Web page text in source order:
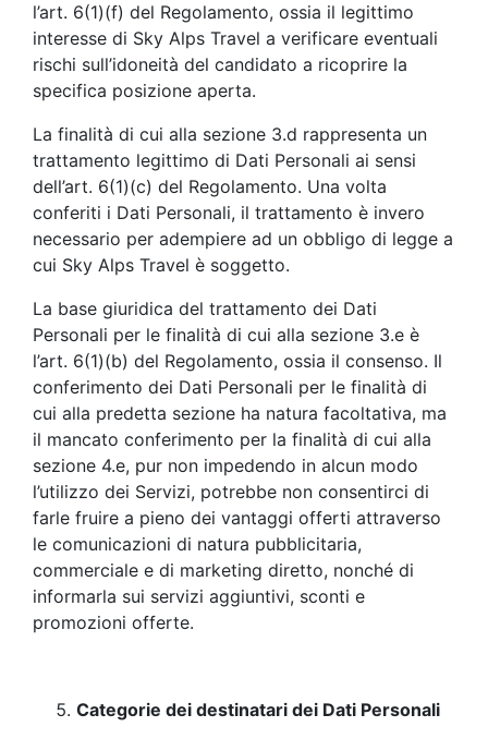
l’art. 6(1)(f) del Regolamento, ossia il legittimo
interesse di Sky Alps Travel a verificare eventuali
rischi sull’idoneità del candidato a ricoprire la
specifica posizione aperta.
La finalità di cui alla sezione 3.d rappresenta un
trattamento legittimo di Dati Personali ai sensi
dell’art. 6(1)(c) del Regolamento. Una volta
conferiti i Dati Personali, il trattamento è invero
necessario per adempiere ad un obbligo di legge a
cui Sky Alps Travel è soggetto.
La base giuridica del trattamento dei Dati
Personali per le finalità di cui alla sezione 3.e è
l’art. 6(1)(b) del Regolamento, ossia il consenso. Il
conferimento dei Dati Personali per le finalità di
cui alla predetta sezione ha natura facoltativa, ma
il mancato conferimento per la finalità di cui alla
sezione 4.e, pur non impedendo in alcun modo
l’utilizzo dei Servizi, potrebbe non consentirci di
farle fruire a pieno dei vantaggi offerti attraverso
le comunicazioni di natura pubblicitaria,
commerciale e di marketing diretto, nonché di
informarla sui servizi aggiuntivi, sconti e
promozioni offerte.
Categorie dei destinatari dei Dati Personali